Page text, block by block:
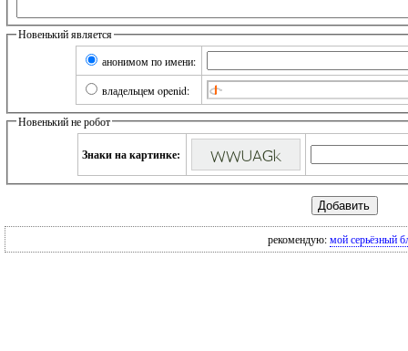
Новенький является
анонимом по имени:
владельцем openid:
Новенький не робот
Знаки на картинке:
рекомендую: мой серьёзный